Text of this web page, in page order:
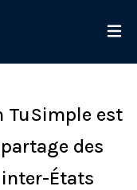
TuSimple est
des
États